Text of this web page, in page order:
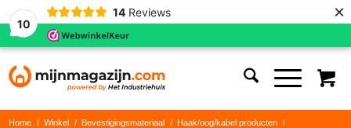
10
14 Reviews ×
Home / Winkel / Bevestigingsmateriaal / Haak/oog/kabel producten
/